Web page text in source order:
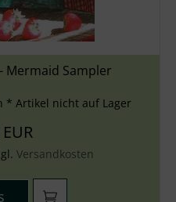
Mermaid Sampler
* Artikel nicht auf Lager
Versandkosten